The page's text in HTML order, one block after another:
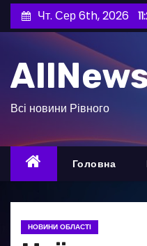
е
д
Чт. Сер 6th, 2026
Всі новини Рівного
Головна
НОВИНИ ОБЛАСТІ